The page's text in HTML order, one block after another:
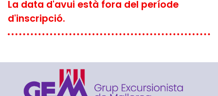
La data d'avui està fora del període
d'inscripció.